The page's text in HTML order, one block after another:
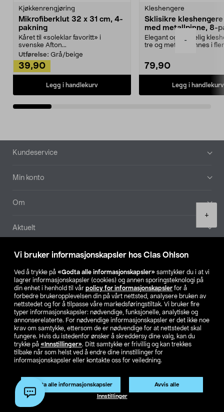
Vi bruker informasjonskapsler hos Clas Ohlson
Ved å trykke på «Godta alle informasjonskapsler» samtykker du i at vi
lagrer informasjonskapsler (cookies) og annen sporingsteknologi på
din enhet i henhold til vår policy for informasjonskapsler for å
forbedre brukeropplevelsen din på vårt nettsted, analysere bruken av
nettstedet og for å tilpasse våre markedsføringstiltak. Vi bruker fire
typer informasjonskapsler: nødvendige, funksjonelle, analytiske og
annonserelaterte. For nødvendige informasjonskapsler er det ikke noe
krav om samtykke, ettersom de er nødvendige for at nettstedet skal
fungere. Hvis du istedenfor ønsker å skreddersy dine valg, kan du
trykke på «Innstillinger». Ditt samtykke er frivillig og kan trekkes
tilbake når som helst ved å endre dine innstillinger for
informasjonskapsler eller kontakte oss for veiledning.
Godta alle informasjonskapsler Avvis alle
Innstillinger
-
+
Legg i handlekurv
Kjøkkenrengjøring
Mikrofiberklut 32 x 31 cm, 4-
pakning
Kåret til «soleklar favoritt» i
svenske Afton...
Utførelse: Grå/beige
39,90
Legg i handlekurv
Kleshengere
Sklisikre
med metallpinne, 8-
Elegant og skikkelig
tre og metall – finnes i
79,90
Legg i handlekurv
Bunntekst
Kundeservice
Min konto
Om
Aktuelt
Våre selskaper
Finn din butikk
SE NO FI
Endre til priser ekskl. moms